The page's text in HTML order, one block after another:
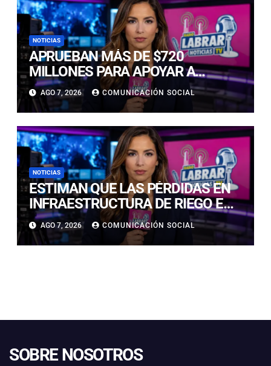
NOTICIAS
APRUEBAN MÁS DE $720
MILLONES PARA APOYAR A
EMPRESAS AFECTADAS POR LA
EMERGENCIA EN ATACAMA
AGO 7, 2026 COMUNICACIÓN SOCIAL
NOTICIAS
ESTIMAN QUE LAS PÉRDIDAS EN
INFRAESTRUCTURA DE RIEGO EN
LA CUENCA DEL HUASCO SON
MILLONARIAS
AGO 7, 2026 COMUNICACIÓN SOCIAL
SOBRE NOSOTROS